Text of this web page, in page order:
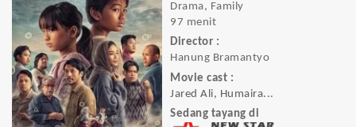
Drama, Family
97 menit
Director :
Hanung Bramantyo
Movie cast :
Jared Ali, Humaira...
Sedang tayang di